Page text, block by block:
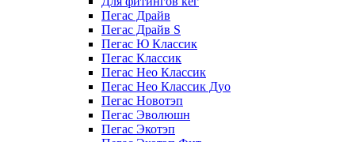
Пегас Драйв
Пегас Драйв S
Пегас Ю Классик
Пегас Классик
Пегас Нео Классик
Пегас Нео Классик Дуо
Пегас Новотэп
Пегас Эволюшн
Пегас Экотэп